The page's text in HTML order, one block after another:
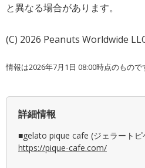
と異なる場合があります。
(C) 2026 Peanuts Worldwide
情報は2026年7月1日 08:00時点のもので
詳細情報
■gelato pique cafe (ジェラートピ
https://pique-cafe.com/